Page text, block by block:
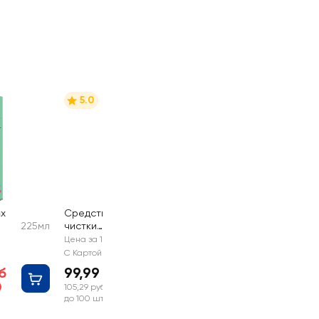
225мл
5.0
Средство для
чистки
сантехники
САНОКС
Цена за 1 шт
С Картой №1
99,99 руб
105,29 руб
до 100 шт